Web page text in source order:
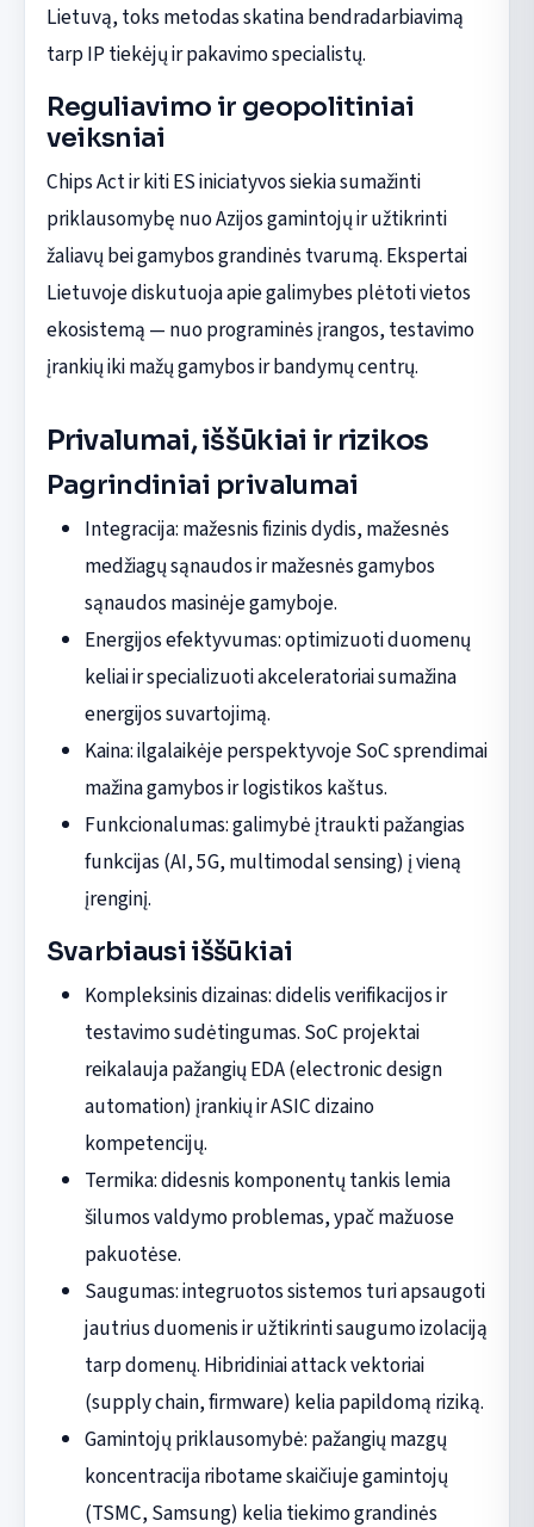
Lietuvą, toks metodas skatina bendradarbiavimą
tarp IP tiekėjų ir pakavimo specialistų.
Reguliavimo ir geopolitiniai
veiksniai
Chips Act ir kiti ES iniciatyvos siekia sumažinti
priklausomybę nuo Azijos gamintojų ir užtikrinti
žaliavų bei gamybos grandinės tvarumą. Ekspertai
Lietuvoje diskutuoja apie galimybes plėtoti vietos
ekosistemą — nuo programinės įrangos, testavimo
įrankių iki mažų gamybos ir bandymų centrų.
Privalumai, iššūkiai ir rizikos
Pagrindiniai privalumai
Integracija: mažesnis fizinis dydis, mažesnės
medžiagų sąnaudos ir mažesnės gamybos
sąnaudos masinėje gamyboje.
Energijos efektyvumas: optimizuoti duomenų
keliai ir specializuoti akceleratoriai sumažina
energijos suvartojimą.
Kaina: ilgalaikėje perspektyvoje SoC sprendimai
mažina gamybos ir logistikos kaštus.
Funkcionalumas: galimybė įtraukti pažangias
funkcijas (AI, 5G, multimodal sensing) į vieną
įrenginį.
Svarbiausi iššūkiai
Kompleksinis dizainas: didelis verifikacijos ir
testavimo sudėtingumas. SoC projektai
reikalauja pažangių EDA (electronic design
automation) įrankių ir ASIC dizaino
kompetencijų.
Termika: didesnis komponentų tankis lemia
šilumos valdymo problemas, ypač mažuose
pakuotėse.
Saugumas: integruotos sistemos turi apsaugoti
jautrius duomenis ir užtikrinti saugumo izolaciją
tarp domenų. Hibridiniai attack vektoriai
(supply chain, firmware) kelia papildomą riziką.
Gamintojų priklausomybė: pažangių mazgų
koncentracija ribotame skaičiuje gamintojų
(TSMC, Samsung) kelia tiekimo grandinės